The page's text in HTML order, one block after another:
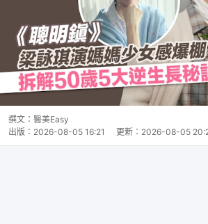
撰文： 醫美Easy
出版： 2026-08-05 16:21 更新： 2026-08-05